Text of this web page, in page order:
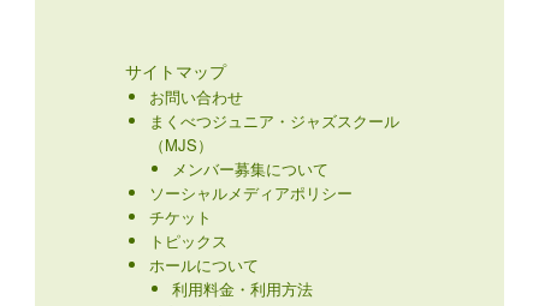
サイトマップ
お問い合わせ
まくべつジュニア・ジャズスクール
（MJS）
メンバー募集について
ソーシャルメディアポリシー
チケット
トピックス
ホールについて
利用料金・利用方法